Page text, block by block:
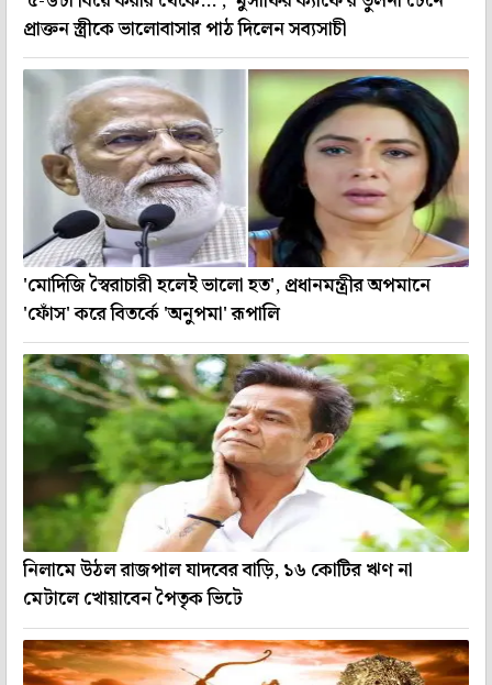
প্রাক্তন স্ত্রীকে ভালোবাসার পাঠ দিলেন সব্যসাচী
'মোদিজি স্বৈরাচারী হলেই ভালো হত', প্রধানমন্ত্রীর অপমানে
'ফোঁস' করে বিতর্কে 'অনুপমা' রূপালি
নিলামে উঠল রাজপাল যাদবের বাড়ি, ১৬ কোটির ঋণ না
মেটালে খোয়াবেন পৈতৃক ভিটে